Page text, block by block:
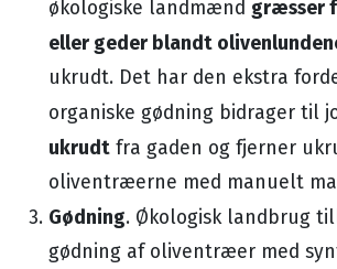
økologiske landmænd
eller geder blandt
ukrudt. Det har den ekstra
organiske gødning bidrager til
ukrudt fra gaden og fjerner
oliventræerne med manuelt
Gødning. Økologisk landbrug
gødning af oliventræer med